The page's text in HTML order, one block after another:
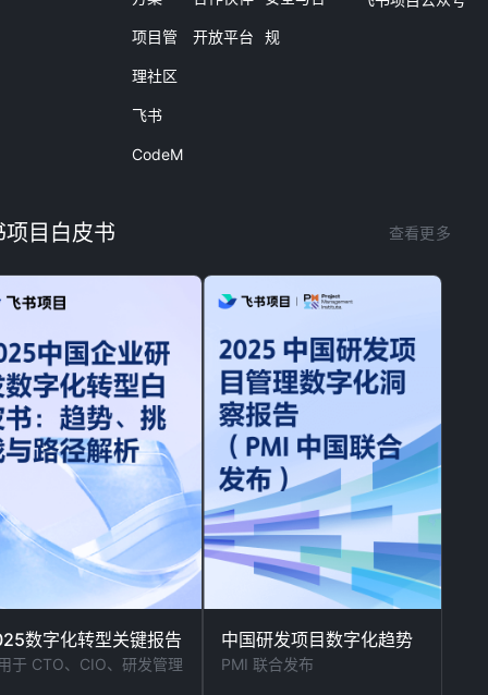
项目管
理社区
飞书
CodeM
开放平台 规
项目白皮书 查看更多
数字化转型关键报告
于 CTO、CIO、研发管理
中国研发项目数字化趋势
PMI 联合发布